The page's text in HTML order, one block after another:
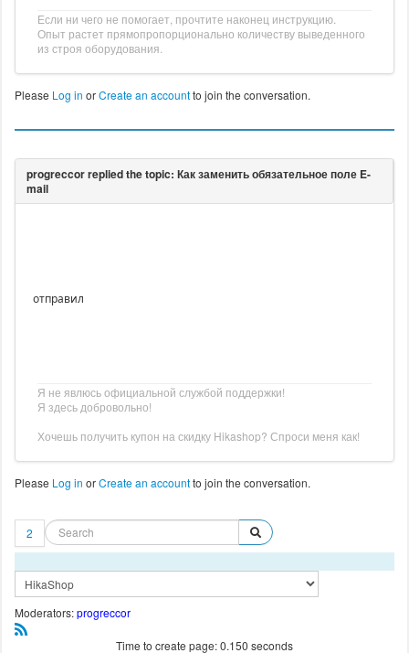
Если ни чего не помогает, прочтите наконец инструкцию.
Опыт растет прямопропорционально количеству выведенного
из строя оборудования.
Please Log in orCreate an accountto join the conversation.
отправил
Я не явлюсь официальной службой поддержки!
Я здесь добровольно!
Хочешь получить купон на скидку Hikashop? Спроси меня как!
Please Log in orCreate an accountto join the conversation.
2
Moderators:progreccor
Time to create page: 0.150 seconds